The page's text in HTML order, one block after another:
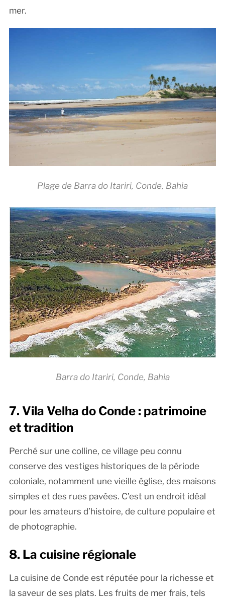
mer.
Plage de Barra do Itariri, Conde, Bahia
Barra do Itariri, Conde, Bahia
7. Vila Velha do Conde : patrimoine
et tradition
Perché sur une colline, ce village peu connu
conserve des vestiges historiques de la période
coloniale, notamment une vieille église, des maisons
simples et des rues pavées. C’est un endroit idéal
pour les amateurs d’histoire, de culture populaire et
de photographie.
8. La cuisine régionale
La cuisine de Conde est réputée pour la richesse et
la saveur de ses plats. Les fruits de mer frais, tels